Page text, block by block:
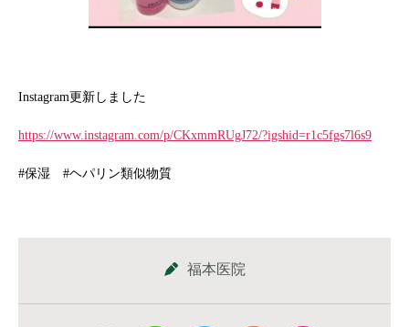
Instagram更新しました
https://www.instagram.com/p/CKxmmRUgJ72/?igshid=r1c5fgs7l6s9
#保湿 #ヘパリン類似物質
福本医院